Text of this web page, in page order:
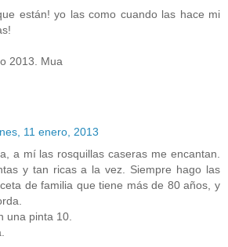
están! yo las como cuando las hace mi
2013. Mua
11 enero, 2013
a mí las rosquillas caseras me encantan.
y tan ricas a la vez. Siempre hago las
de familia que tiene más de 80 años, y
una pinta 10.